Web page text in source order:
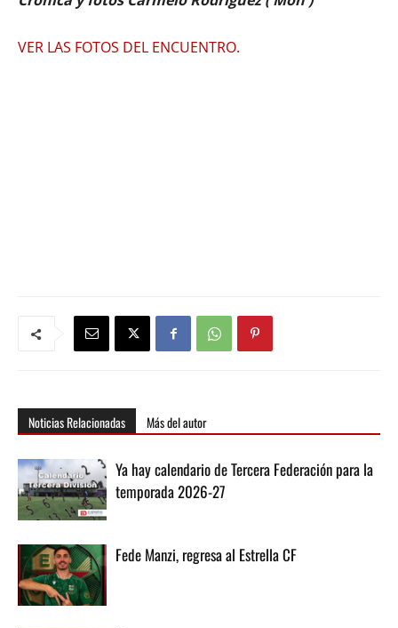
VER LAS FOTOS DEL ENCUENTRO.
Noticias Relacionadas Más del autor
Ya hay calendario de Tercera Federación para la
temporada 2026-27
Fede Manzi, regresa al Estrella CF